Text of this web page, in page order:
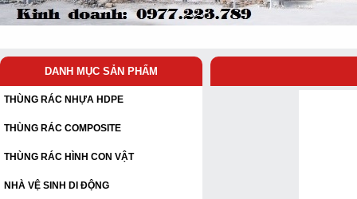
DANH MỤC SẢN PHẨM
THÙNG RÁC NHỰA HDPE
THÙNG RÁC COMPOSITE
THÙNG RÁC HÌNH CON VẬT
NHÀ VỆ SINH DI ĐỘNG